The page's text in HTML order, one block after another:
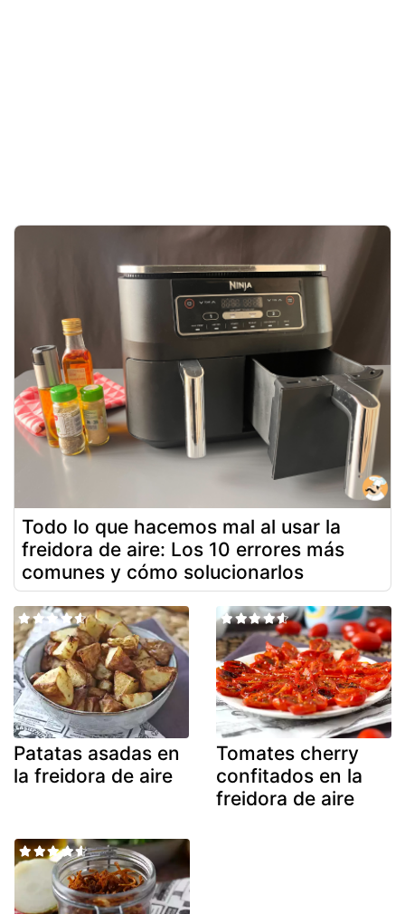
Todo lo que hacemos mal al usar la
freidora de aire: Los 10 errores más
comunes y cómo solucionarlos
Patatas asadas en
la freidora de aire
Tomates cherry
confitados en la
freidora de aire